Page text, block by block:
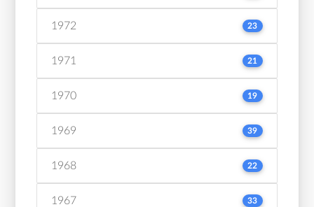
1972 23
1971 21
1970 19
1969 39
1968 22
1967 33